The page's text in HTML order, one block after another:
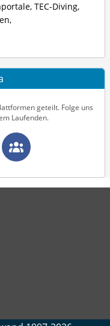
, TEC-Diving,
,
geteilt. Folge uns
Laufenden.